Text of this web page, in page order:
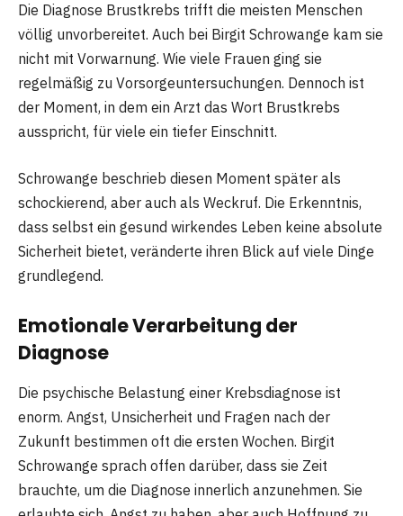
Die Diagnose Brustkrebs trifft die meisten Menschen
völlig unvorbereitet. Auch bei Birgit Schrowange kam sie
nicht mit Vorwarnung. Wie viele Frauen ging sie
regelmäßig zu Vorsorgeuntersuchungen. Dennoch ist
der Moment, in dem ein Arzt das Wort Brustkrebs
ausspricht, für viele ein tiefer Einschnitt.
Schrowange beschrieb diesen Moment später als
schockierend, aber auch als Weckruf. Die Erkenntnis,
dass selbst ein gesund wirkendes Leben keine absolute
Sicherheit bietet, veränderte ihren Blick auf viele Dinge
grundlegend.
Emotionale Verarbeitung der
Diagnose
Die psychische Belastung einer Krebsdiagnose ist
enorm. Angst, Unsicherheit und Fragen nach der
Zukunft bestimmen oft die ersten Wochen. Birgit
Schrowange sprach offen darüber, dass sie Zeit
brauchte, um die Diagnose innerlich anzunehmen. Sie